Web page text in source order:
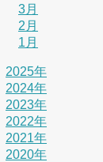
3月
2月
1月
2025年
2024年
2023年
2022年
2021年
2020年